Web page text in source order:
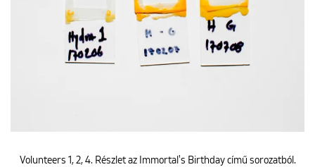
Volunteers 1, 2, 4. Részlet az Immortal's Birthday című sorozatból.